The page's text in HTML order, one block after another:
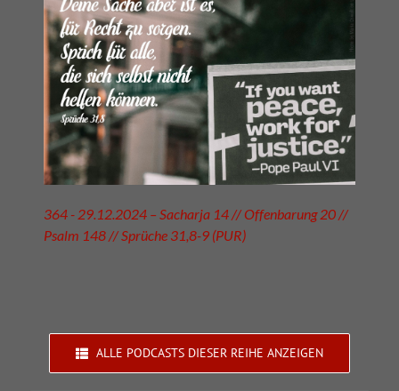
364 - 29.12.2024 – Sacharja 14 // Offenbarung 20 //
Psalm 148 // Sprüche 31,8-9 (PUR)
ALLE PODCASTS DIESER REIHE ANZEIGEN